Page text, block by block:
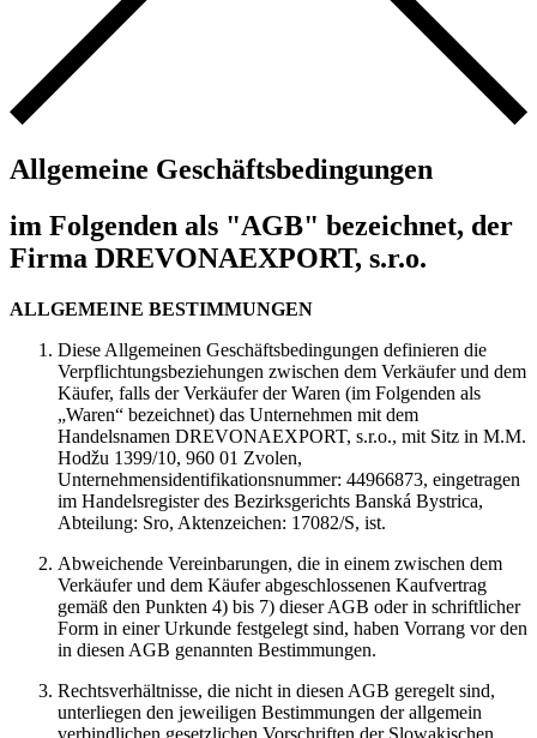
Allgemeine Geschäftsbedingungen
im Folgenden als "AGB" bezeichnet, der
Firma DREVONAEXPORT, s.r.o.
ALLGEMEINE BESTIMMUNGEN
Diese Allgemeinen Geschäftsbedingungen definieren die
Verpflichtungsbeziehungen zwischen dem Verkäufer und dem
Käufer, falls der Verkäufer der Waren (im Folgenden als
„Waren“ bezeichnet) das Unternehmen mit dem
Handelsnamen DREVONAEXPORT, s.r.o., mit Sitz in M.M.
Hodžu 1399/10, 960 01 Zvolen,
Unternehmensidentifikationsnummer: 44966873, eingetragen
im Handelsregister des Bezirksgerichts Banská Bystrica,
Abteilung: Sro, Aktenzeichen: 17082/S, ist.
Abweichende Vereinbarungen, die in einem zwischen dem
Verkäufer und dem Käufer abgeschlossenen Kaufvertrag
gemäß den Punkten 4) bis 7) dieser AGB oder in schriftlicher
Form in einer Urkunde festgelegt sind, haben Vorrang vor den
in diesen AGB genannten Bestimmungen.
Rechtsverhältnisse, die nicht in diesen AGB geregelt sind,
unterliegen den jeweiligen Bestimmungen der allgemein
verbindlichen gesetzlichen Vorschriften der Slowakischen